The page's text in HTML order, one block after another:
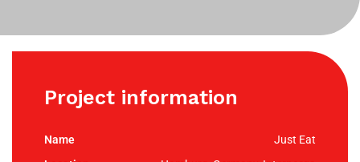
Project information
Just Eat